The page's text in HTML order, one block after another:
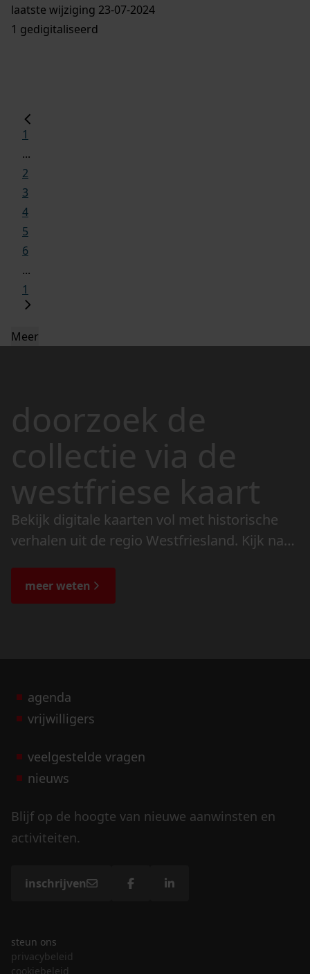
laatste wijziging 23-07-2024
1 gedigitaliseerd
1
...
2
3
4
5
6
...
1
Meer
doorzoek de
collectie via de
westfriese kaart
Bekijk digitale kaarten vol met historische
verhalen uit de regio Westfriesland. Kijk naar
de bijzondere verhalen.
meer weten
agenda
vrijwilligers
veelgestelde vragen
nieuws
Blijf op de hoogte van nieuwe aanwinsten en
activiteiten.
inschrijven
steun ons
privacybeleid
cookiebeleid